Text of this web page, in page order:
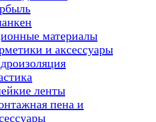
материалы
и аксессуары
ленты
пена и